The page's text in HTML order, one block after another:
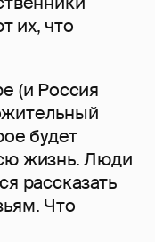
их, что
(и Россия
будет
жизнь. Люди
рассказать
Что